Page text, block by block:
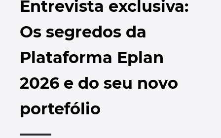
Entrevista exclusiva:
Os segredos da
Plataforma Eplan
2026 e do seu novo
portefólio
Casos de Utilizadores
Automação de Edifícios
Configuração
EPLAN Data Portal
EPLAN Education para Salas de Aula
EPLAN Collaboration Apps
Brunei
Bulgaria
Canada
Chile
China